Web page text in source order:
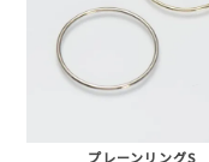
プレーンリングS